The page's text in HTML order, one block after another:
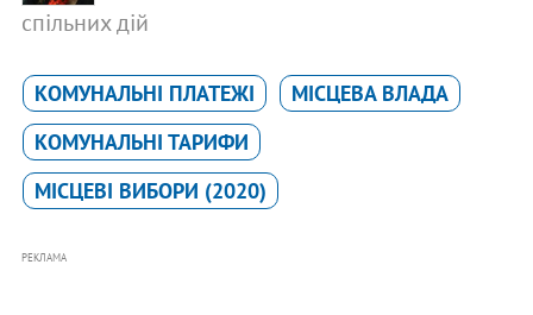
спільних дій
КОМУНАЛЬНІ ПЛАТЕЖІ
МІСЦЕВА ВЛАДА
КОМУНАЛЬНІ ТАРИФИ
МІСЦЕВІ ВИБОРИ (2020)
РЕКЛАМА